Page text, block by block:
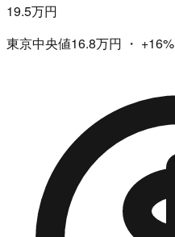
19.5万円
東京中央値16.8万円 ・ +16%